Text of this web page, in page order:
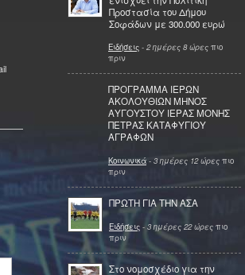
Προστασία του Δήμου
Σοφάδων με 300.000 ευρώ
Ειδήσεις - 2 ημέρες 8 ώρες πιο
πριν
ΠΡΟΓΡΑΜΜΑ ΙΕΡΩΝ
ΑΚΟΛΟΥΘΙΩΝ ΜΗΝΟΣ
ΑΥΓΟΥΣΤΟΥ ΙΕΡΑΣ ΜΟΝΗΣ
ΠΕΤΡΑΣ ΚΑΤΑΦΥΓΙΟΥ
ΑΓΡΑΦΩΝ
Κοινωνικά - 3 ημέρες 12 ώρες πιο
πριν
ΠΡΩΤΗ ΓΙΑ ΤΗΝ ΑΣΑ
Ειδήσεις - 3 ημέρες 22 ώρες πιο
πριν
Στο νομοσχέδιο για την